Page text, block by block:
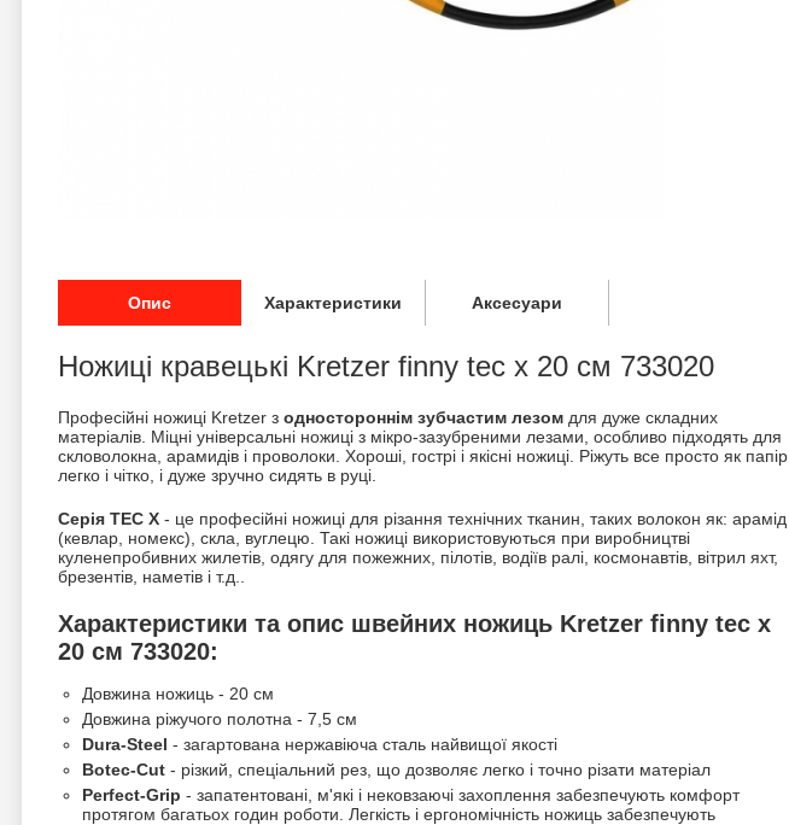
Опис Характеристики Аксесуари
Ножиці кравецькі Kretzer finny tec x 20 см 733020
Професійні ножиці Kretzer з одностороннім зубчастим лезом для дуже складних
матеріалів. Міцні універсальні ножиці з мікро-зазубреними лезами, особливо підходять для
скловолокна, арамидів і проволоки. Хороші, гострі і якісні ножиці. Ріжуть все просто як папір,
легко і чітко, і дуже зручно сидять в руці.
Серія TEC X - це професійні ножиці для різання технічних тканин, таких волокон як: арамід
(кевлар, номекс), скла, вуглецю. Такі ножиці використовуються при виробництві
куленепробивних жилетів, одягу для пожежних, пілотів, водіїв ралі, космонавтів, вітрил яхт,
брезентів, наметів і т.д..
Характеристики та опис швейних ножиць Kretzer finny tec x
20 см 733020:
Довжина ножиць - 20 см
Довжина ріжучого полотна - 7,5 см
Dura-Steel - загартована нержавіюча сталь найвищої якості
Botec-Cut - різкий, спеціальний рез, що дозволяє легко і точно різати матеріал
Perfect-Grip - запатентовані, м'які і нековзаючі захоплення забезпечують комфорт
протягом багатьох годин роботи. Легкість і ергономічність ножиць забезпечують